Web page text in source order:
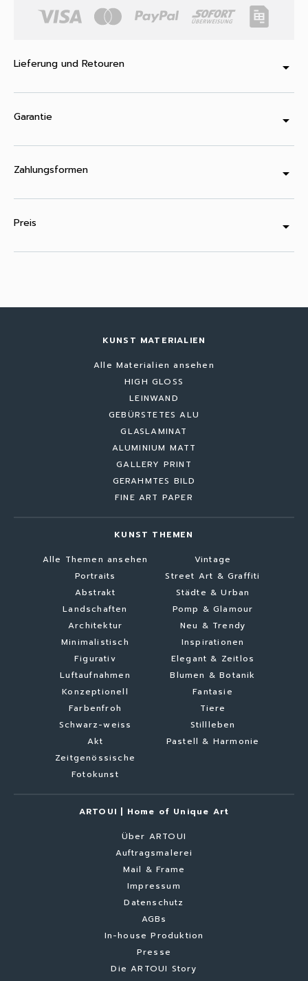
Lieferung und Retouren arrow_drop_down
Garantie arrow_drop_down
Zahlungsformen arrow_drop_down
Preis arrow_drop_down
KUNST MATERIALIEN
Alle Materialien ansehen
HIGH GLOSS
LEINWAND
GEBÜRSTETES ALU
GLASLAMINAT
ALUMINIUM MATT
GALLERY PRINT
GERAHMTES BILD
FINE ART PAPER
KUNST THEMEN
Alle Themen ansehen
Portraits
Abstrakt
Landschaften
Architektur
Minimalistisch
Figurativ
Luftaufnahmen
Konzeptionell
Farbenfroh
Schwarz-weiss
Akt
Zeitgenössische
Fotokunst
Vintage
Street Art & Graffiti
Städte & Urban
Pomp & Glamour
Neu & Trendy
Inspirationen
Elegant & Zeitlos
Blumen & Botanik
Fantasie
Tiere
Stillleben
Pastell & Harmonie
ARTOUI | Home of Unique Art
Über ARTOUI
Auftragsmalerei
Mail & Frame
Impressum
Datenschutz
AGBs
In-house Produktion
Presse
Die ARTOUI Story